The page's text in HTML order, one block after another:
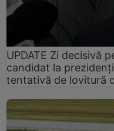
UPDATE Zi decisivă
candidat la
tentativă de lovitură